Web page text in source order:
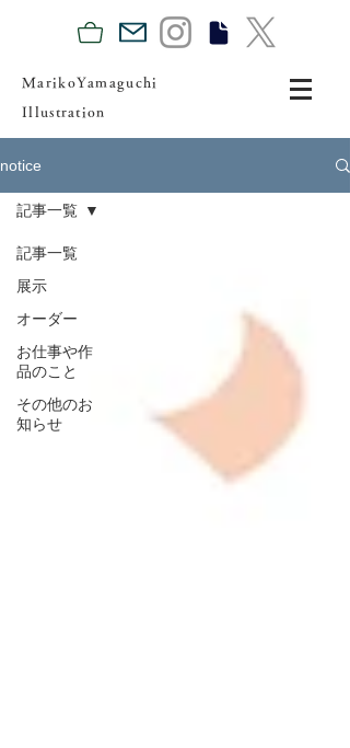
MarikoYamaguchi
Illustration
notice
記事一覧
展示
オーダー
お仕事や作
品のこと
その他のお
知らせ
記事一覧